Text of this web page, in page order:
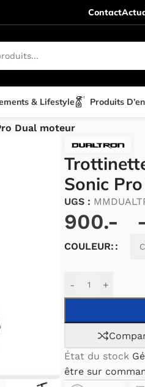
Contact
& Lifestyle Produits
Dual moteur
Sonic
UGS :
900.-
COULEUR:
- +
Alternative:
État du stock
être sur